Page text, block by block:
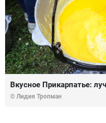
Вкусное Прикарпатье:
© Лидия Тропман